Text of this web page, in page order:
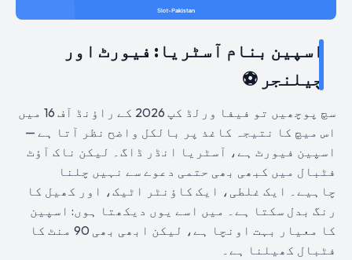
اسپین بنام آسٹریا: فیورٹ اور
چیلنجر ⚽
سچ پوچھیں تو فیفا ورلڈ کپ 2026 کے راؤنڈ آف 16 میں
اس میچ کا نتیجہ کاغذ پر بالکل واضح نظر آتا ہے —
اسپین فیورٹ ہے، آسٹریا انڈر ڈاگ۔ لیکن ناک آؤٹ
فٹبال میں کبھی بھی حتمی دعوے سے نہیں چلنا
چاہیے۔ ایک غلطی، ایک کاؤنٹر اٹیک، اور کھیل کا
رنگ بدل سکتا ہے۔ میں اسے یوں دیکھتا ہوں: اسپین
کا معیار بہت اونچا ہے، لیکن ابھی بھی 90 منٹ کا
فٹبال کھیلنا ہے۔